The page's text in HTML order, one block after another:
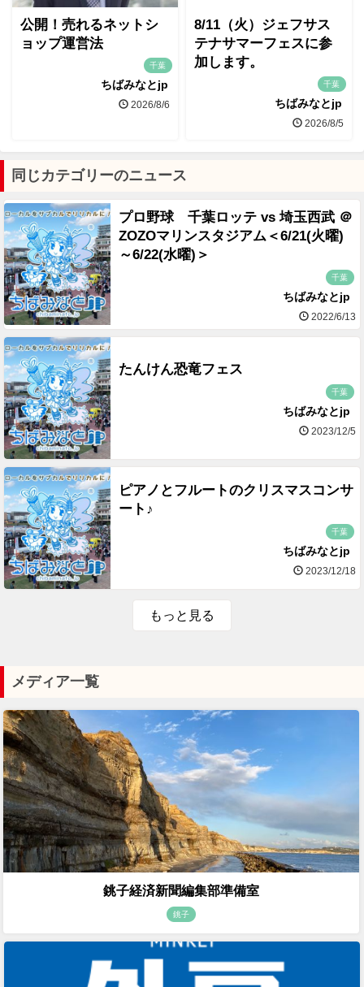
公開！売れるネットシ
ョップ運営法
千葉
ちばみなとjp
2026/8/6
8/11（火）ジェフサス
テナサマーフェスに参
加します。
千葉
ちばみなとjp
2026/8/5
同じカテゴリーのニュース
プロ野球 千葉ロッテ vs 埼玉西武 ＠
ZOZOマリンスタジアム＜6/21(火曜)
～6/22(水曜)＞
千葉
ちばみなとjp
2022/6/13
たんけん恐竜フェス
千葉
ちばみなとjp
2023/12/5
ピアノとフルートのクリスマスコンサ
ート♪
千葉
ちばみなとjp
2023/12/18
もっと見る
メディア一覧
銚子経済新聞編集部準備室
銚子